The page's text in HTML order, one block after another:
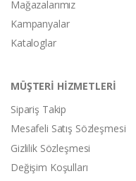
Mağazalarımız
Kampanyalar
Kataloglar
MÜŞTERİ HİZMETLERİ
Sipariş Takip
Mesafeli Satış Sözleşmesi
Gizlilik Sözleşmesi
Değişim Koşulları